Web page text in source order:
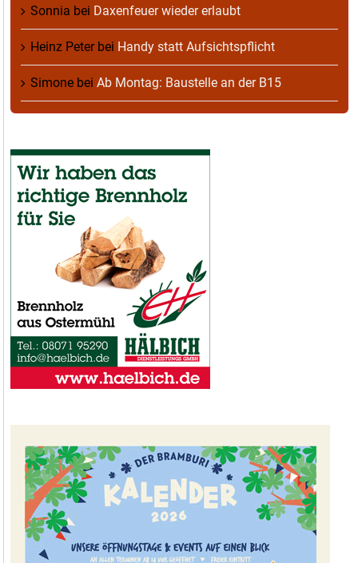
Sonnia bei Daxenfeuer wieder erlaubt
Heinz Peterbei Handy statt Aufsichtspflicht
Simone bei Ab Montag: Baustelle an der B15